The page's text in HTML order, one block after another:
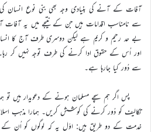
آفات کے آنے کی بنیادی وجہ بھی بنی نوع
سے نامناسب اقدامات ہیں جن کے نتیجے میں یہ آفات
بے حد رحیم و کریم ہے لیکن دوسری طرف آج کا
اور اُس کے حقوق ادا کرنے کی طرف توجہ نہیں کر
سے دُور کیا جارہا ہے۔
پس اگر ہم سچے مسلمان ہونے کے دعویدار ہیں تو
تکالیف کو دُور کرنے کی کوشش کریں۔ ہمارا مذہب
خدمت کے دو طریق ہیں: اوّل یہ کہ لوگوں کو اُن کے